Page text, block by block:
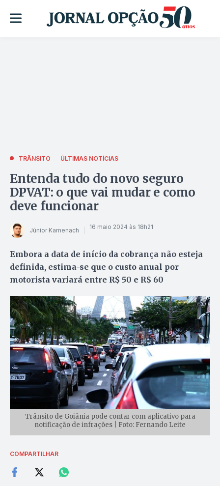
TRÂNSITO ÚLTIMAS NOTÍCIAS
Entenda tudo do novo seguro
DPVAT: o que vai mudar e como
deve funcionar
Júnior Kamenach 16 maio 2024 às 18h21
Embora a data de início da cobrança não esteja
definida, estima-se que o custo anual por
motorista variará entre R$ 50 e R$ 60
Trânsito de Goiânia pode contar com aplicativo para
notificação de infrações | Foto: Fernando Leite
COMPARTILHAR